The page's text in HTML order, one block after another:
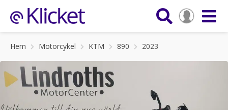
Hem Motorcykel KTM 890 2023